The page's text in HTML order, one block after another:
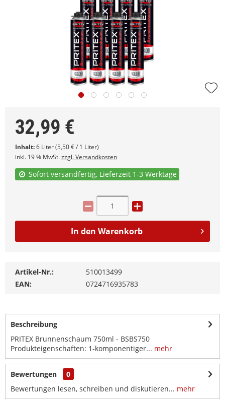
32,99 €
Inhalt:6 Liter (5,50 € / 1 Liter)
inkl. 19 % MwSt.zzgl. Versandkosten
Sofort versandfertig, Lieferzeit 1-3 Werktage
In den Warenkorb
Artikel-Nr.:
510013499
EAN:
0724716935783
Beschreibung
PRITEX Brunnenschaum 750ml - BSBS750
Produkteigenschaften: 1-komponentiger... mehr
Bewertungen
0
Bewertungen lesen, schreiben und diskutieren... mehr